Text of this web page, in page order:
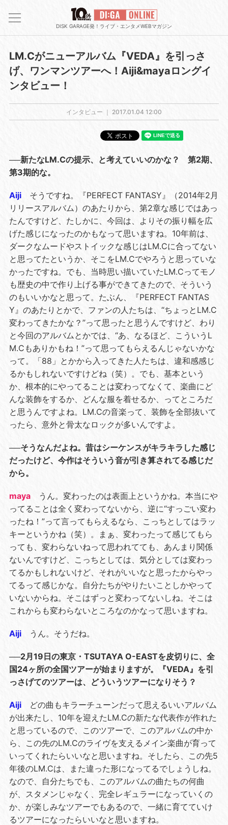
DISK GARAGE発！ライブ・エンタメWEBマガジン
LM.Cがニューアルバム『VEDA』を引っさ
げ、ワンマンツアーへ！Aiji&mayaロングイ
ンタビュー！
インタビュー ｜ 2017.01.04 12:00
──新たなLM.Cの提示、と考えていいのかな？ 第2期、
第3期的な。
Aijiそうですね。『PERFECT FANTASY』（2014年2月
リリースアルバム）のあたりから、第2章な感じではあっ
たんですけど、たしかに、今回は、よりその振り幅を広
げた感じになったのかもなって思いますね。10年前は、
ダークなムードやストイックな感じはLM.Cに合ってない
と思ってたというか、そこをLM.Cでやろうと思っていな
かったですね。でも、当時思い描いていたLM.Cってモノ
も歴史の中で作り上げる事ができてきたので、そういう
のもいいかなと思って。たぶん、『PERFECT FANTAS
Y』のあたりとかで、ファンの人たちは、“ちょっとLM.C
変わってきたかな？”って思ったと思うんですけど、わり
と今回のアルバムとかでは、“あ、なるほど、こういうL
M.Cもありかもね！”って思ってもらえるんじゃないかな
って。「88」とかから入ってきた人たちは、違和感感じ
るかもしれないですけどね（笑）。でも、基本という
か、根本的にやってることは変わってなくて、楽曲にど
んな装飾をするか、どんな服を着せるか、ってところだ
と思うんですよね。LM.Cの音楽って、装飾を全部抜いて
ったら、意外と骨太なロックが多いんですよ。
──そうなんだよね。昔はシーケンスがキラキラした感じ
だったけど、今作はそういう音が引き算されてる感じだ
から。
mayaうん。変わったのは表面上というかね。本当にや
ってることは全く変わってないから、逆に“すっごい変わ
ったね！”って言ってもらえるなら、こっちとしてはラッ
キーというかね（笑）。まぁ、変わったって感じてもら
っても、変わらないねって思われてても、あんまり関係
ないんですけど、こっちとしては、気分としては変わっ
てるかもしれないけど、それがいいなと思ったからやっ
てるって感じかな。自分たちがやりたいことしかやって
いないからね。そこはずっと変わってないしね。そこは
これからも変わらないところなのかなって思いますね。
Aijiうん。そうだね。
──2月19日の東京・TSUTAYA O-EASTを皮切りに、全
国24ヶ所の全国ツアーが始まりますが。『VEDA』を引
っさげてのツアーは、どういうツアーになりそう？
Aijiどの曲もキラーチューンだって思えるいいアルバム
が出来たし、10年を迎えたLM.Cの新たな代表作が作れた
と思っているので、このツアーで、このアルバムの中か
ら、この先のLM.Cのライヴを支えるメイン楽曲が育って
いってくれたらいいなと思いますね。そしたら、この先5
年後のLM.Cは、また違った形になってるでしょうしね。
なので、自分たちでも、このアルバムの曲たちの何曲
が、スタメンじゃなく、完全レギュラーになっていくの
か、が楽しみなツアーでもあるので、一緒に育てていけ
るツアーになったらいいなと思いますね。